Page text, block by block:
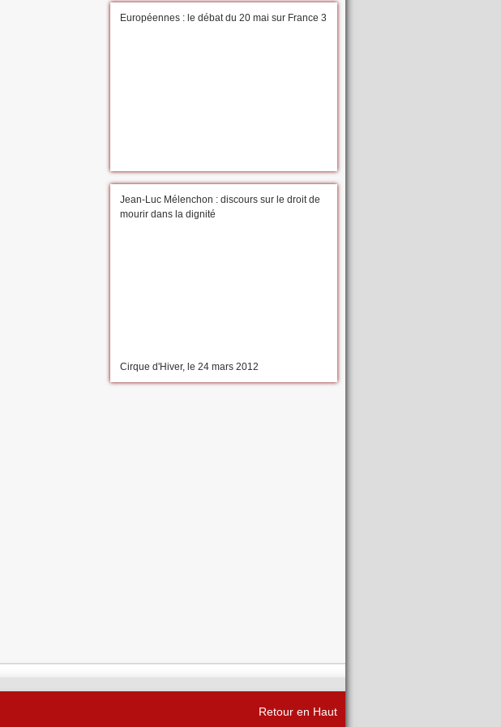
Européennes : le débat du 20 mai sur France 3
Jean-Luc Mélenchon : discours sur le droit de
mourir dans la dignité
Cirque d'Hiver, le 24 mars 2012
Retour en Haut